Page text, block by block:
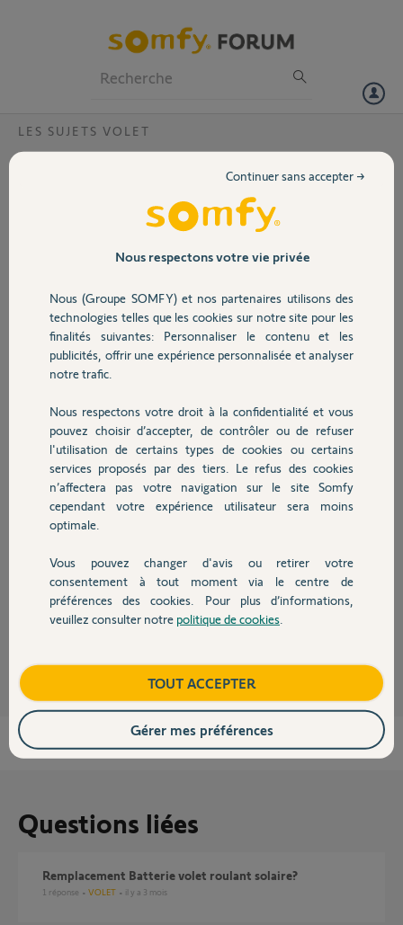
Volet
Sécurité
Domotique
Chauffage
Autres produits
Devis avec un pro
Contact
LES SUJETS VOLET
Quand le soleil n'apparait pas pendant quelques jours, mon volet
descend par à coup, dés que le soleil apparait quelques heures mon
volet fonctionne bien quelques jours. Existe-t-il un moyen de
recharger une batterie solaire quand il n'y a pas de soleil
Merci,
Bertrand D.
il y a plus d'un an
Participer au fil de discussion
Réponses
Bonjour, il existe un chargeur mobile NimH solaire SOMFY pour les
Sinon, il existe une application smart phone pour contrôler l'ensoleillent
de votre volet : SOLAR APP
Bon courage à vous.
Questions liées
Remplacement Batterie volet roulant solaire?
1 réponse VOLET il y a 3 mois
Nous respectons votre vie privée
Nous (Groupe SOMFY) et nos partenaires utilisons des
technologies telles que les cookies sur notre site pour les
finalités suivantes: Personnaliser le contenu et les
publicités, offrir une expérience personnalisée et analyser
notre trafic.
Nous respectons votre droit à la confidentialité et vous
pouvez choisir d’accepter, de contrôler ou de refuser
l'utilisation de certains types de cookies ou certains
services proposés par des tiers. Le refus des cookies
n’affectera pas votre navigation sur le site Somfy
cependant votre expérience utilisateur sera moins
optimale.
Vous pouvez changer d'avis ou retirer votre
consentement à tout moment via le centre de
préférences des cookies. Pour plus d’informations,
veuillez consulter notre politique de cookies
Continuer sans accepter →
TOUT ACCEPTER
Gérer mes préférences